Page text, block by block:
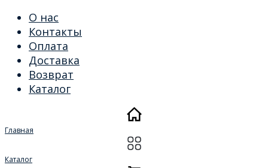
О нас
Контакты
Оплата
Доставка
Возврат
Каталог
Главная
Каталог